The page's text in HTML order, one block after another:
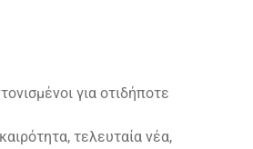
για οτιδήποτε
τελευταία νέα,